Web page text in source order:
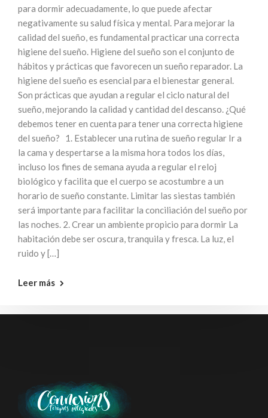
para dormir adecuadamente, lo que puede afectar
negativamente su salud física y mental. Para mejorar la
calidad del sueño, es fundamental practicar una correcta
higiene del sueño. Higiene del sueño son el conjunto de
hábitos y prácticas que favorecen un sueño reparador. La
higiene del sueño es esencial para el bienestar general.
Son prácticas que ayudan a regular el ciclo natural del
sueño, mejorando la calidad y cantidad del descanso. ¿Qué
debemos tener en cuenta para tener una correcta higiene
del sueño? 1. Establecer una rutina de sueño regular Ir a
la cama y despertarse a la misma hora todos los días,
incluso los fines de semana ayuda a regular el reloj
biológico y facilita que el cuerpo se acostumbre a un
horario de sueño constante. Limitar las siestas también
será importante para facilitar la conciliación del sueño por
las noches. 2. Crear un ambiente propicio para dormir La
habitación debe ser oscura, tranquila y fresca. La luz, el
ruido y […]
Leer más